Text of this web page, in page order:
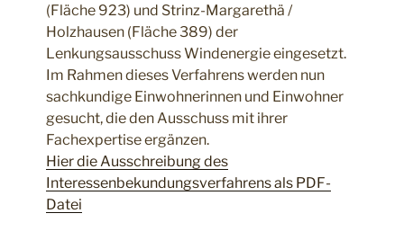
(Fläche 923) und Strinz-Margarethä /
Holzhausen (Fläche 389) der
Lenkungsausschuss Windenergie eingesetzt.
Im Rahmen dieses Verfahrens werden nun
sachkundige Einwohnerinnen und Einwohner
gesucht, die den Ausschuss mit ihrer
Fachexpertise ergänzen.
Hier die Ausschreibung des
Interessenbekundungsverfahrens als PDF-
Datei